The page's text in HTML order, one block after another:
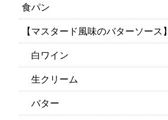
食パン
【マスタード風味のバターソース】
白ワイン
生クリーム
バター